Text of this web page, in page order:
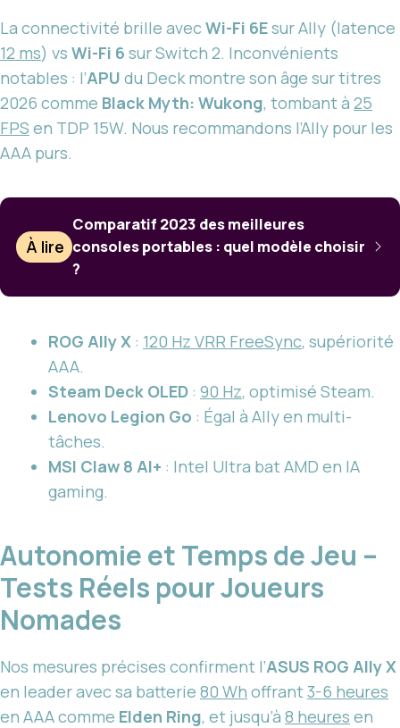
La connectivité brille avec Wi-Fi 6Esur Ally (latence
12 ms) vs Wi-Fi 6 sur Switch 2. Inconvénients
notables : l’APU du Deck montre son âge sur titres
2026 comme Black Myth: Wukong, tombant à 25
FPS en TDP 15W. Nous recommandons l’Ally pour les
AAA purs.
À lire
Comparatif 2023 des meilleures
consoles portables : quel modèle choisir
?
ROG Ally X : 120 Hz VRR FreeSync, supériorité
AAA.
Steam Deck OLED : 90 Hz, optimisé Steam.
Lenovo Legion Go : Égal à Ally en multi-
tâches.
MSI Claw 8 AI+ : Intel Ultra bat AMD en IA
gaming.
Autonomie et Temps de Jeu –
Tests Réels pour Joueurs
Nomades
Nos mesures précises confirment l’ASUS ROG Ally X
en leader avec sa batterie 80 Wh offrant3-6 heures
en AAA comme Elden Ring, et jusqu’à 8 heures en